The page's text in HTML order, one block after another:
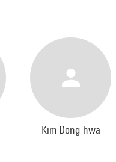
Kim Dong-hwa